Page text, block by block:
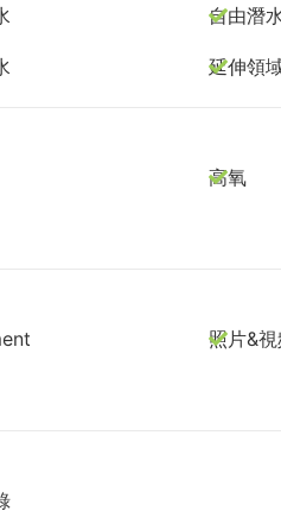
自由潛
延伸領
高氧
照片&